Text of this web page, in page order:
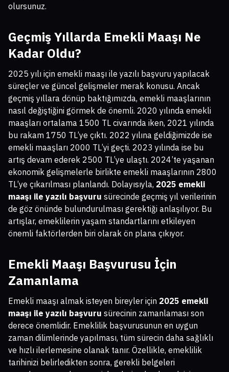
olursunuz.
Geçmiş Yıllarda Emekli Maaşı Ne
Kadar Oldu?
2025 yılı için emekli maaşı ile yazılı başvuru yapılacak
süreçler ve güncel gelişmeler merak konusu. Ancak
geçmiş yıllara dönüp baktığımızda, emekli maaşlarının
nasıl değiştiğini görmek de önemli. 2020 yılında emekli
maaşları ortalama 1500 TL civarında iken, 2021 yılında
bu rakam 1750 TL’ye çıktı. 2022 yılına geldiğimizde ise
emekli maaşları 2000 TL’yi geçti. 2023 yılında ise bu
artış devam ederek 2500 TL’ye ulaştı. 2024’te yaşanan
ekonomik gelişmelerle birlikte emekli maaşlarının 2800
TL’ye çıkarılması planlandı. Dolayısıyla, 2025 emekli
maaşı ile yazılı başvuru sürecinde geçmiş yıl verilerinin
de göz önünde bulundurulması gerektiği anlaşılıyor. Bu
artışlar, emeklilerin yaşam standartlarını etkileyen
önemli faktörlerden biri olarak ön plana çıkıyor.
Emekli Maaşı Başvurusu İçin
Zamanlama
Emekli maaşı almak isteyen bireyler için 2025 emekli
maaşı ile yazılı başvuru sürecinin zamanlaması son
derece önemlidir. Emeklilik başvurusunun en uygun
zaman dilimlerinde yapılması, tüm sürecin daha sağlıklı
ve hızlı ilerlemesine olanak tanır. Özellikle, emeklilik
tarihinizi belirledikten sonra, gerekli belgeleri